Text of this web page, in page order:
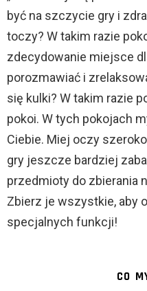
być na szczycie gry i
toczy? W takim razie
zdecydowanie miejsce
porozmawiać i
się kulki? W takim razie
pokoi. W tych pokojach
Ciebie. Miej oczy
gry jeszcze bardziej
przedmioty do zbierania
Zbierz je wszystkie, aby
specjalnych funkcji!
CO